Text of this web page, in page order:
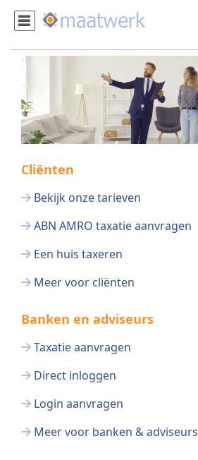
Cliënten
Bekijk onze tarieven
ABN AMRO taxatie aanvragen
Een huis taxeren
Meer voor cliënten
Banken en adviseurs
Taxatie aanvragen
Direct inloggen
Login aanvragen
Meer voor banken & adviseurs